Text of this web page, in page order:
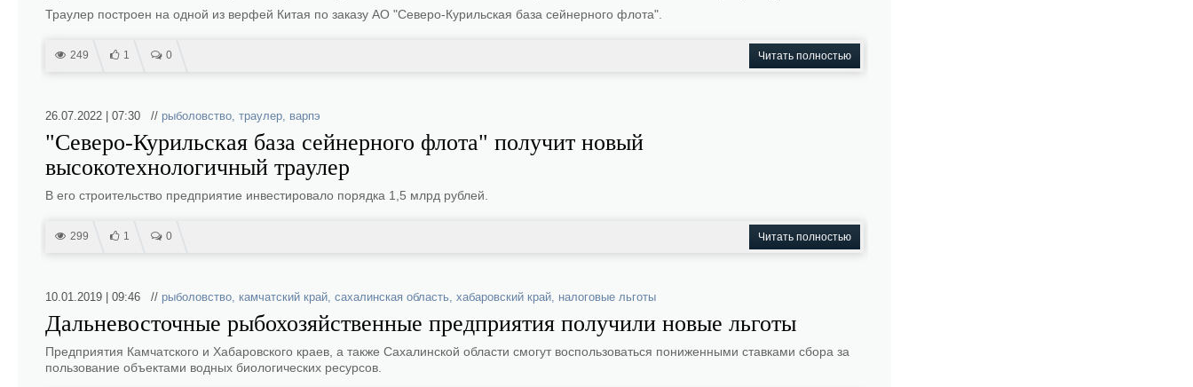
Траулер построен на одной из верфей Китая по заказу АО "Северо-Курильская база сейнерного флота".
249 1 0 Читать полностью
26.07.2022 | 07:30 // рыболовство, траулер, варпэ
"Северо-Курильская база сейнерного флота" получит новый
высокотехнологичный траулер
В его строительство предприятие инвестировало порядка 1,5 млрд рублей.
299 1 0 Читать полностью
10.01.2019 | 09:46 // рыболовство, камчатский край, сахалинская область, хабаровский край, налоговые льготы
Дальневосточные рыбохозяйственные предприятия получили новые льготы
Предприятия Камчатского и Хабаровского краев, а также Сахалинской области смогут воспользоваться пониженными ставками сбора за
пользование объектами водных биологических ресурсов.